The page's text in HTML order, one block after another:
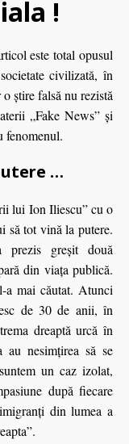
!
este total opusul
civilizată, în
ştire falsă nu rezistă
„Fake News” şi
fenomenul.
…
lui Ion Iliescu” cu o
să tot vină la putere.
greşit două
din viaţa publică.
mai căutat. Atunci
de 30 de anii, în
dreaptă urcă în
au nesimţirea să se
un caz izolat,
după fiecare
din lumea a